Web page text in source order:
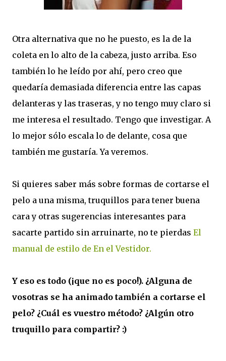
Otra alternativa que no he puesto, es la de la
coleta en lo alto de la cabeza, justo arriba. Eso
también lo he leído por ahí, pero creo que
quedaría demasiada diferencia entre las capas
delanteras y las traseras, y no tengo muy claro si
me interesa el resultado. Tengo que investigar. A
lo mejor sólo escala lo de delante, cosa que
también me gustaría. Ya veremos.
Si quieres saber más sobre formas de cortarse el
pelo a una misma, truquillos para tener buena
cara y otras sugerencias interesantes para
sacarte partido sin arruinarte, no te pierdas El
manual de estilo de En el Vestidor.
Y eso es todo (¡que no es poco!). ¿Alguna de
vosotras se ha animado también a cortarse el
pelo? ¿Cuál es vuestro método? ¿Algún otro
truquillo para compartir? :)